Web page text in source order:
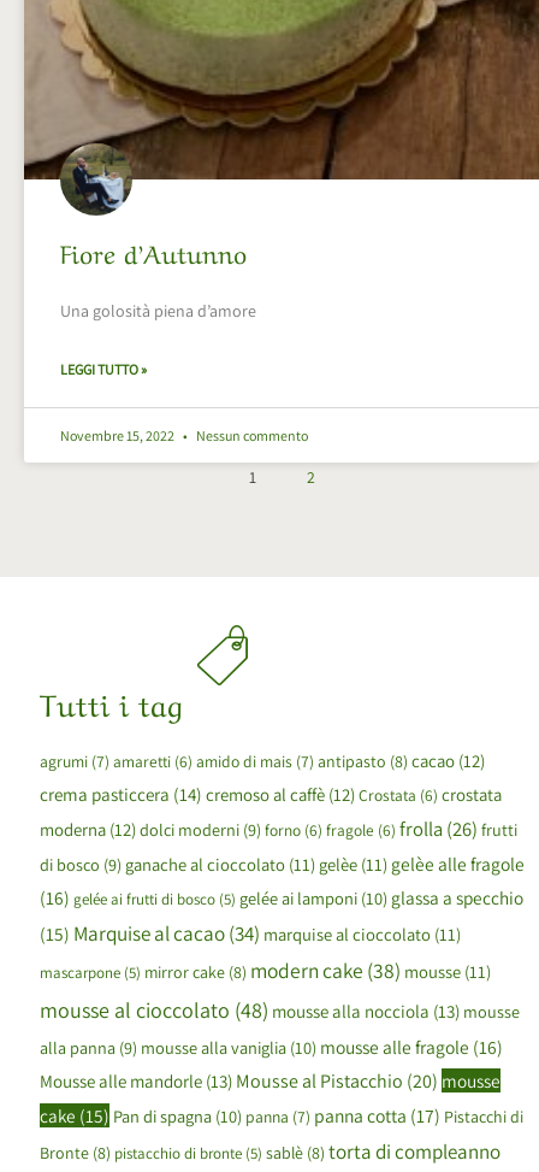
Fiore d’Autunno
Una golosità piena d’amore
LEGGI TUTTO »
Novembre 15, 2022 Nessun commento
1 2
Tutti i tag
agrumi (7) amaretti (6) amido di mais (7) antipasto (8) cacao (12)
crema pasticcera (14) cremoso al caffè (12)Crostata (6) crostata
moderna (12)dolci moderni (9) forno (6) fragole (6) frolla (26) frutti
di bosco (9) ganache al cioccolato (11) gelèe (11) gelèe alle fragole
(16) gelée ai frutti di bosco (5) gelée ai lamponi (10) glassa a specchio
(15) Marquise al cacao(34) marquise al cioccolato (11)
mascarpone (5) mirror cake (8) modern cake (38) mousse (11)
mousse al cioccolato (48) mousse alla nocciola (13) mousse
alla panna (9) mousse alla vaniglia (10) mousse alle fragole (16)
Mousse alle mandorle (13) Mousse al Pistacchio (20) mousse
cake (15) Pan di spagna (10) panna (7) panna cotta (17) Pistacchi di
Bronte (8) pistacchio di bronte (5) sablè (8) torta di compleanno